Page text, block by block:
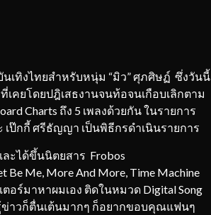
เทิงไทยสำหรับหนุ่ม “มิว” ศุภศิษฏ์ ซึ่งวันนี้
เคยโดยปฎิเสธงานจนท้อจนเกือบเลิกตาม
Charts ถึง 5 เพลงด้วยกัน ในรายการ
เป๊กกี้ ศรีธัญญา เป็นพิธีกรดำเนินรายการ
ละได้ขึ้นนิตยสาร Frobos
Be Me, More And More, Time Machine
อร์มาหาผมเอง ติดในหมวด Digital Song
ข่าวก็ตื่นเต้นมากๆ ก็อยากขอบคุณแฟนๆ